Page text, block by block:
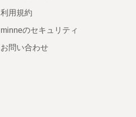
利用規約
minneのセキュリティ
お問い合わせ